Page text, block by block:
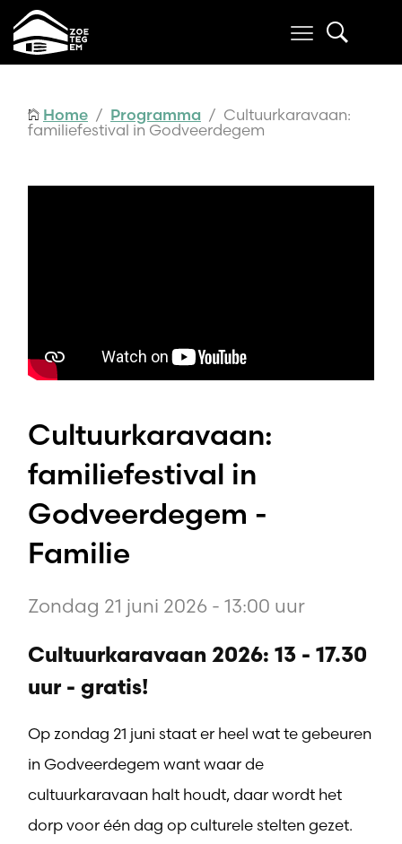
Home / Programma / Cultuurkaravaan:
familiefestival in Godveerdegem
Cultuurkaravaan:
familiefestival in
Godveerdegem -
Familie
Zondag 21 juni 2026 - 13:00 uur
Cultuurkaravaan 2026: 13 - 17.30
uur - gratis!
Op zondag 21 juni staat er heel wat te gebeuren
in Godveerdegem want waar de
cultuurkaravaan halt houdt, daar wordt het
dorp voor één dag op culturele stelten gezet.